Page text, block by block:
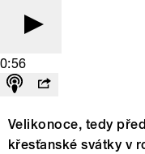
0:56
Velikonoce, tedy
křesťanské svátky v